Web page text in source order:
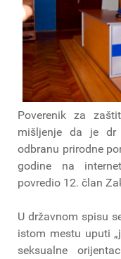
Poverenik za
mišljenje da je dr
odbranu prirodne
godine na
povredio 12. član
U državnom spisu
istom mestu uputi
seksualne